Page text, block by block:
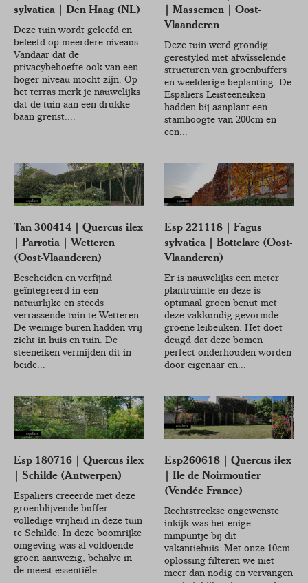
sylvatica | Den Haag (NL)
Deze tuin wordt geleefd en
beleefd op meerdere niveaus.
Vandaar dat de
privacybehoefte ook van een
hoger niveau mocht zijn. Op
het terras merk je nauwelijks
dat de tuin aan een drukke
baan grenst....
| Massemen | Oost-
Vlaanderen
Deze tuin werd grondig
gerestyled met afwisselende
structuren van groenbuffers
en weelderige beplanting. De
Espaliers Leisteeneiken
hadden bij aanplant een
stamhoogte van 200cm en
een...
Tan 300414 | Quercus ilex
| Parrotia | Wetteren
(Oost-Vlaanderen)
Bescheiden en verfijnd
geïntegreerd in een
natuurlijke en steeds
verrassende tuin te Wetteren.
De weinige buren hadden vrij
zicht in huis en tuin. De
steeneiken vermijden dit in
beide...
Esp 221118 | Fagus
sylvatica | Bottelare (Oost-
Vlaanderen)
Er is nauwelijks een meter
plantruimte en deze is
optimaal groen benut met
deze vakkundig gevormde
groene leibeuken. Het doet
deugd dat deze bomen
perfect onderhouden worden
door eigenaar en...
Esp 180716 | Quercus ilex
| Schilde (Antwerpen)
Espaliers creëerde met deze
groenblijvende buffer
volledige vrijheid in deze tuin
te Schilde. In deze boomrijke
omgeving was al voldoende
groen aanwezig, behalve in
de meest essentiële...
Esp260618 | Quercus ilex
| Ile de Noirmoutier
(Vendée France)
Rechtstreekse ongewenste
inkijk was het enige
minpuntje bij dit
vakantiehuis. Met onze 10cm
oplossing filteren we niet
meer dan nodig en vervangen